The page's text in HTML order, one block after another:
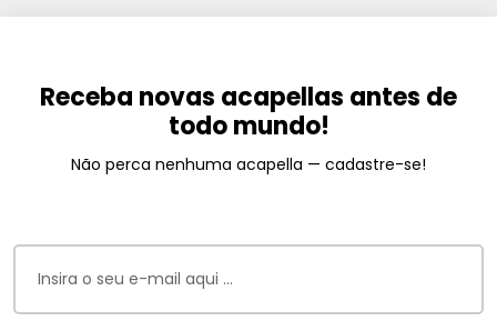
Receba novas acapellas antes de
todo mundo!
Não perca nenhuma acapella — cadastre-se!